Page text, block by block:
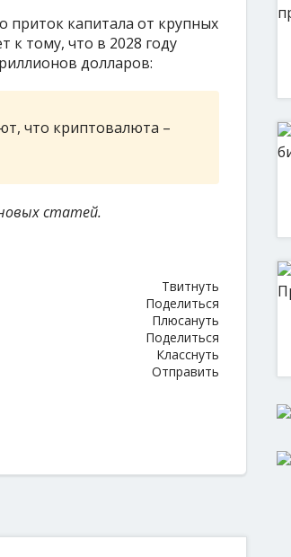
приток капитала от крупных
к тому, что в 2028 году
долларов:
что криптовалюта –
статей.
Твитнуть
Поделиться
Плюсануть
Поделиться
Класснуть
Отправить